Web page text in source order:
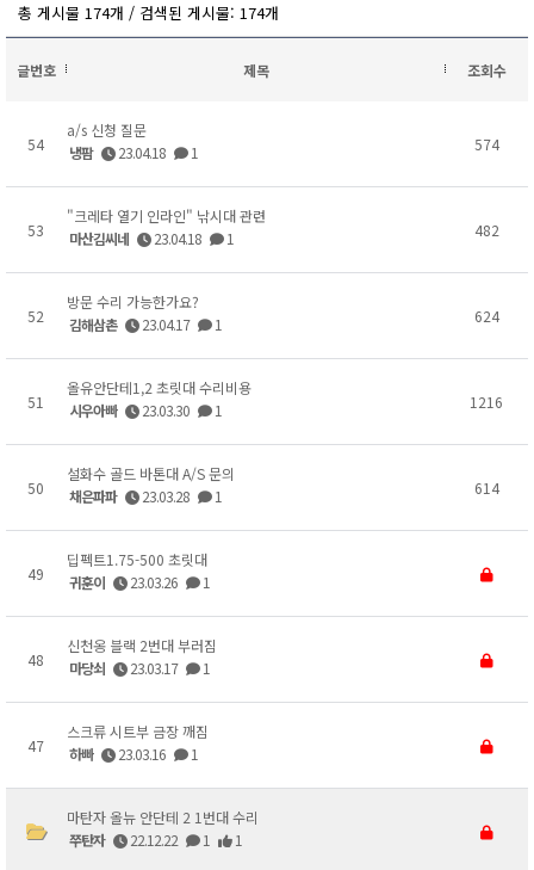
총 게시물 174개 / 검색된 게시물: 174개
글번호 제목 조회수
54
a/s 신청 질문
냉팜
23.04.18 1 574
53
"크레타 열기 인라인" 낚시대 관련
마산김씨네
23.04.18 1 482
52
방문 수리 가능한가요?
김해삼촌
23.04.17 1 624
51
올유안단테1,2 초릿대 수리비용
시우아빠
23.03.30 1 1216
50
설화수 골드 바톤대 A/S 문의
채은파파
23.03.28 1 614
49
딥펙트1.75-500 초릿대
귀훈이
23.03.26 1
48
신천옹 블랙 2번대 부러짐
마당쇠
23.03.17 1
47
스크류 시트부 금장 깨짐
하빠
23.03.16 1
마탄자 올뉴 안단테 2 1번대 수리
쭈탄자
22.12.22 1 1